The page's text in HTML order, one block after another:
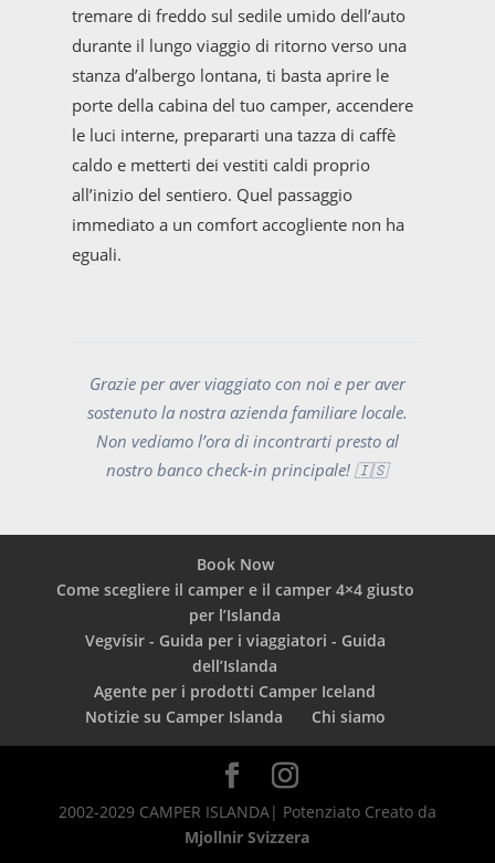
tremare di freddo sul sedile umido dell’auto
durante il lungo viaggio di ritorno verso una
stanza d’albergo lontana, ti basta aprire le
porte della cabina del tuo camper, accendere
le luci interne, prepararti una tazza di caffè
caldo e metterti dei vestiti caldi proprio
all’inizio del sentiero. Quel passaggio
immediato a un comfort accogliente non ha
eguali.
Grazie per aver viaggiato con noi e per aver
sostenuto la nostra azienda familiare locale.
Non vediamo l’ora di incontrarti presto al
nostro banco check-in principale! 🇮🇸
Book Now
Come scegliere il camper e il camper 4×4 giusto
per l’Islanda
Vegvísir - Guida per i viaggiatori - Guida
dell’Islanda
Agente per i prodotti Camper Iceland
Notizie su Camper Islanda
Chi siamo
2002-2029 CAMPER ISLANDA| Potenziato Creato da
Mjollnir Svizzera